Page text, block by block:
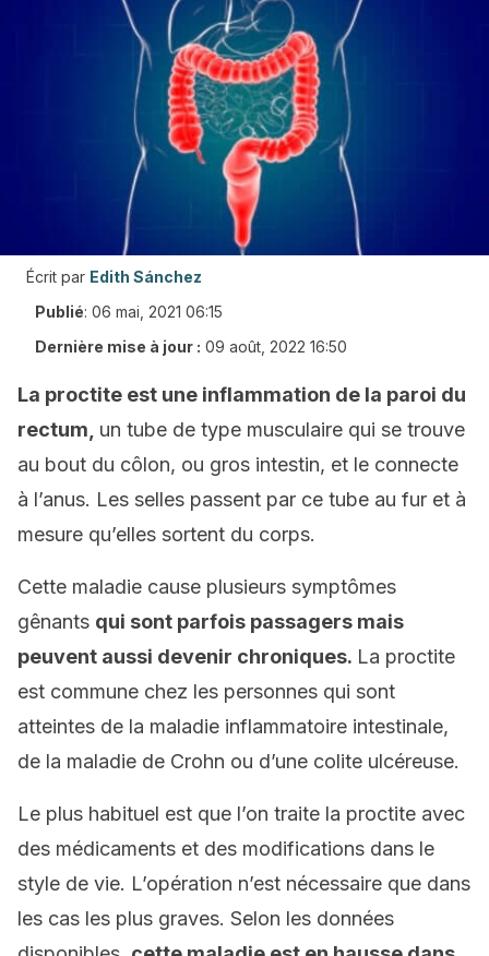
Écrit par Edith Sánchez
Publié: 06 mai, 2021 06:15
Dernière mise à jour : 09 août, 2022 16:50
La proctite est une inflammation de la paroi du
rectum, un tube de type musculaire qui se trouve
au bout du côlon, ou gros intestin, et le connecte
à l’anus. Les selles passent par ce tube au fur et à
mesure qu’elles sortent du corps.
Cette maladie cause plusieurs symptômes
gênants qui sont parfois passagers mais
peuvent aussi devenir chroniques. La proctite
est commune chez les personnes qui sont
atteintes de la maladie inflammatoire intestinale,
de la maladie de Crohn ou d’une colite ulcéreuse.
Le plus habituel est que l’on traite la proctite avec
des médicaments et des modifications dans le
style de vie. L’opération n’est nécessaire que dans
les cas les plus graves. Selon les données